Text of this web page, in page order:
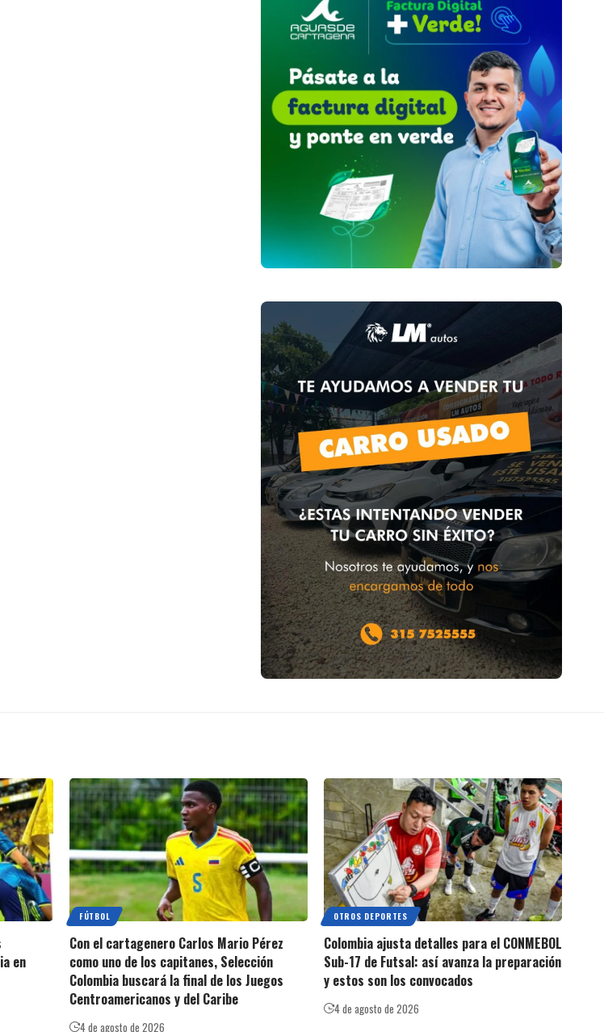
en
FÚTBOL
Con el cartagenero Carlos Mario Pérez
como uno de los capitanes, Selección
Colombia buscará la final de los Juegos
Centroamericanos y del Caribe
4 de agosto de 2026
OTROS DEPORTES
Colombia ajusta detalles para el CONMEBOL
Sub-17 de Futsal: así avanza la preparación
y estos son los convocados
4 de agosto de 2026